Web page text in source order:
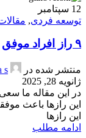
12 سپتامبر
توسعه فردی,
۹ راز افراد موفق
منتشر شده در
s
ژانویه 28, 2025
این رازها باعث
این رازها
ادامه مطلب